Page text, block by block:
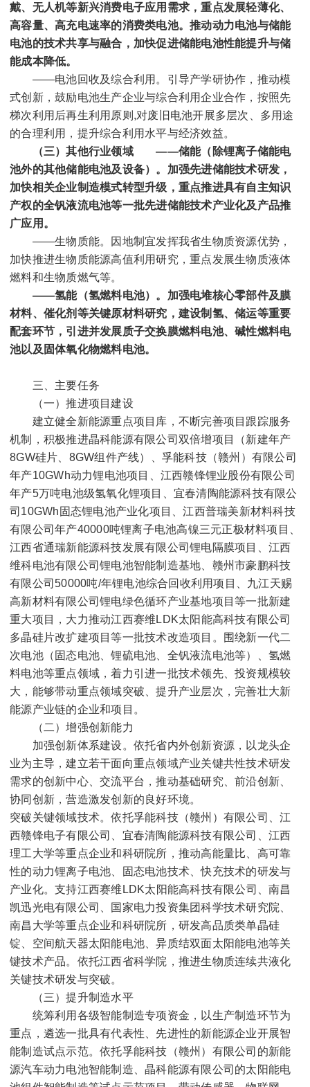
戴、无人机等新兴消费电子应用需求，重点发展轻薄化、
高容量、高充电速率的消费类电池。 推动动力电池与储能
电池的技术共享与融合，加快促进储能电池性能提升与储
能成本降低。
——电池回收及综合利用。引导产学研协作，推动模
式创新，鼓励电池生产企业与综合利用企业合作，按照先
梯次利用后再生利用原则 ,对废旧电池开展多层次、多用途
的合理利用，提升综合利用水平与经济效益。
（三）其他行业领域——储能（除锂离子储能电
池外的其他储能电池及设备）。 加强先进储能技术研发，
加快相关企业制造模式转型升级，重点推进具有自主知识
产权的全钒液流电池等一批先进储能技术产业化及产品推
广应用。
——生物质能。因地制宜发挥我省生物质资源优势，
加快推进生物质能源高值利用研究，重点发展生物质液体
燃料和生物质燃气等。
——氢能（氢燃料电池）。 加强电堆核心零部件及膜
材料、催化剂等关键原材料研究，建设制氢、储运等重要
配套环节，引进并发展质子交换膜燃料电池、碱性燃料电
池以及固体氧化物燃料电池。
三、主要任务
（一）推进项目建设
建立健全新能源重点项目库，不断完善项目跟踪服务
机制，积极推进晶科能源有限公司双倍增项目（新建年产
8GW硅片、 8GW组件产线）、孚能科技（赣州）有限公司
年产10GWh动力锂电池项目、江西赣锋锂业股份有限公司
年产5万吨电池级氢氧化锂项目、宜春清陶能源科技有限公
司 10GWh 固态锂电池产业化项目、江西普瑞美新材料科技
有限公司年产40000吨锂离子电池高镍三元正极材料项目、
江西省通瑞新能源科技发展有限公司锂电隔膜项目、江西
维科电池有限公司锂电池智能制造基地、赣州市豪鹏科技
有限公司 50000吨/年锂电池综合回收利用项目、九江天赐
高新材料有限公司锂电绿色循环产业基地项目等一批新建
重大项目，大力推动江西赛维 LDK太阳能高科技有限公司
多晶硅片改扩建项目等一批技术改造项目。围绕新一代二
次电池（固态电池、锂硫电池、全钒液流电池等）、氢燃
料电池等重点领域，着力引进一批技术领先、投资规模较
大，能够带动重点领域突破、提升产业层次，完善壮大新
能源产业链的企业和项目。
（二）增强创新能力
加强创新体系建设。依托省内外创新资源，以龙头企
业为主导，建立若干面向重点领域产业关键共性技术研发
需求的创新中心、交流平台，推动基础研究、前沿创新、
协同创新，营造激发创新的良好环境。
突破关键领域技术。依托孚能科技（赣州）有限公司、江
西赣锋电子有限公司、宜春清陶能源科技有限公司、江西
理工大学等重点企业和科研院所，推动高能量比、高可靠
性的动力锂离子电池、固态电池技术、快充技术的研发与
产业化。支持江西赛维 LDK太阳能高科技有限公司、南昌
凯迅光电有限公司、国家电力投资集团科学技术研究院、
南昌大学等重点企业和科研院所，研发高品质类单晶硅
锭、空间航天器太阳能电池、异质结双面太阳能电池等关
键技术产品。依托江西省科学院，推进生物质连续共液化
关键技术研发与突破。
（三）提升制造水平
统筹利用各级智能制造专项资金，以生产制造环节为
重点，遴选一批具有代表性、先进性的新能源企业开展智
能制造试点示范。依托孚能科技（赣州）有限公司的新能
源汽车动力电池智能制造、晶科能源有限公司的太阳能电